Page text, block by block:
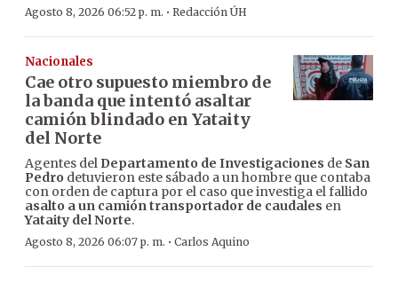
Agosto 8, 2026 06:52 p. m. · Redacción ÚH
Nacionales
Cae otro supuesto miembro de
la banda que intentó asaltar
camión blindado en Yataity
del Norte
Agentes del Departamento de Investigaciones de San
Pedro detuvieron este sábado a un hombre que contaba
con orden de captura por el caso que investiga el fallido
asalto a un camión transportador de caudales en
Yataity del Norte.
Agosto 8, 2026 06:07 p. m. · Carlos Aquino